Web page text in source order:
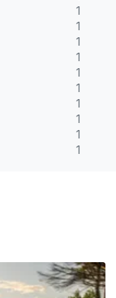
1
1
1
1
1
1
1
1
1
1